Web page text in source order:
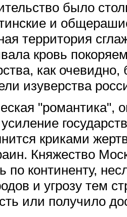
было
и
территория
кровь
как
изуверства
"романтика",
криками
Княжество
по континенту,
и угрозу тем
или получило